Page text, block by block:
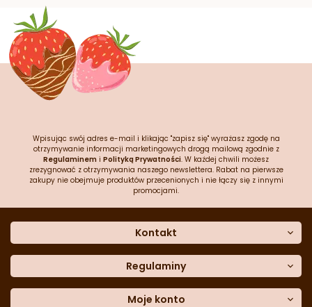
Wpisując swój adres e-mail i klikając "zapisz się" wyrażasz zgodę na
otrzymywanie informacji marketingowych drogą mailową zgodnie z
Regulaminem i Polityką Prywatności. W każdej chwili możesz
zrezygnować z otrzymywania naszego newslettera. Rabat na pierwsze
zakupy nie obejmuje produktów przecenionych i nie łączy się z innymi
promocjami.
Kontakt
Dane kontaktowe
Często zadawane pytania
Sklep stacjonarny
Regulaminy
Polityka prywatności
Moje konto